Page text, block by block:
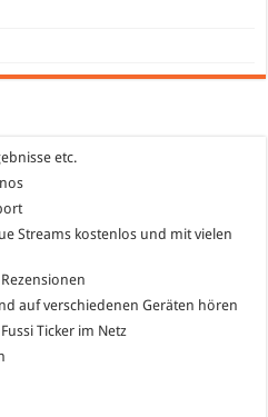
etc.
Streams kostenlos und mit vielen
auf verschiedenen Geräten hören
Ticker im Netz